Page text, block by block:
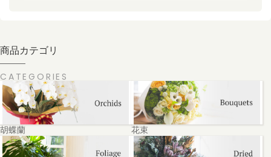
商品カテゴリ
CATEGORIES
胡蝶蘭 花束